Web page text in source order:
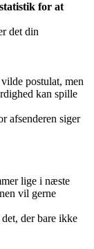
for at
det din
postulat, men
kan spille
afsenderen siger
lige i næste
vil gerne
der bare ikke